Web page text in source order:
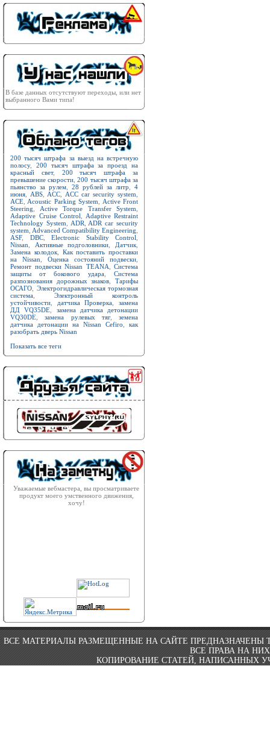
В базе данных отсутствуют переходы, или нет
выбранного Вами типа!
200 тысяч штрафа за выезд на встречную
полосу, 200 тысяч штрафа за проезд на
красный свет, 200 тысяч штрафа за
превышение скорости ,200 тысяч штрафа за
пьянство за рулем
28 рублей за литр
4
июня
ABS ACC ACC car security system
ACE Acoustic Parking System
Active Front
Steering
Active Torque Transfer System
Adaptive Cruise Control
Adaptive Restraint
Technology System
ADR
ADR car security
system Advanced Compatibility Engineering
ASF, DBC, Electronic Stability Control
Nissan
Активные подголовники Датчик
Замена колодок, Как поставить проставки
на Nissan
Оценка состояний подвески
Ремонт подвески Nissan TEANA
Система
защиты от бокового удара
Система
разпознования дорожных знаков ,Тарифы
ОСАГО
Электрогидравлическая тормозная
система
Электронный контроль
устойчивости
датчика Проверка ,замена
ДД VQ35DE
замена датчика детонации
VQ30DE ,замена рулевых тяг, земена
датчика детонации на Nissan Cefiro
как
разобрать дверь Nissan
Показать все теги
Уважаемые вебмастера, вы просматриваете
продукт моего умственного движения,
хочу!
ВСЕ МАТЕРИАЛЫ РАЗМЕЩЕННЫЕ НА САЙТЕ ПРЕДНАЗНАЧЕНЫ
ВСЕ ПРАВА НА
КОПИРОВАНИЕ СТАТЕЙ, НАПИСАННЫХ